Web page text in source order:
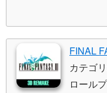
FINAL
カテゴ
ロール